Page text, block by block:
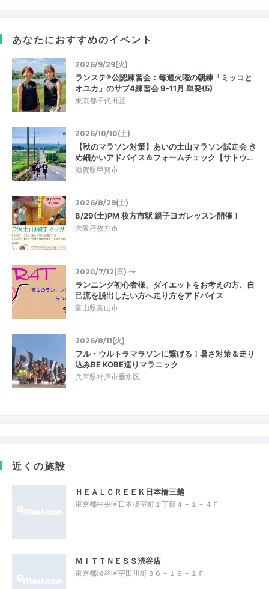
あなたにおすすめのイベント
2026/9/29(火)
ランステ®公認練習会：毎週火曜の朝練「ミッコと
オユカ」のサブ4練習会 9-11月 単発(5)
東京都千代田区
2026/10/10(土)
【秋のマラソン対策】あいの土山マラソン試走会 き
め細かいアドバイス＆フォームチェック【サトウ…
滋賀県甲賀市
2026/8/29(土)
8/29(土)PM 枚方市駅 親子ヨガレッスン開催！
大阪府枚方市
2020/7/12(日) 〜
ランニング初心者様、ダイエットをお考えの方、自
己流を脱出したい方へ走り方をアドバイス
富山県富山市
2026/8/11(火)
フル・ウルトラマラソンに繋げる！暑さ対策＆走り
込みBE KOBE巡りマラニック
兵庫県神戸市垂水区
近くの施設
ＨＥＡＬＣＲＥＥＫ日本橋三越
東京都中央区日本橋室町１丁目４－１－４Ｆ
ＭＩＴＴＮＥＳＳ渋谷店
東京都渋谷区宇田川町３６－１９－１Ｆ